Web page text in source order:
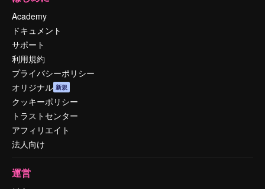
Academy
ドキュメント
サポート
利用規約
プライバシーポリシー
オリジナル 新規
クッキーポリシー
トラストセンター
アフィリエイト
法人向け
運営